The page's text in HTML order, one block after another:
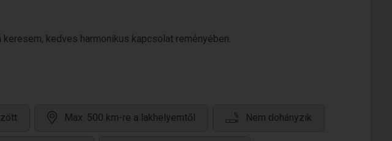
kedves harmonikus kapcsolat reményében.
Max. 500 km-re a lakhelyemtől Nem dohányzik